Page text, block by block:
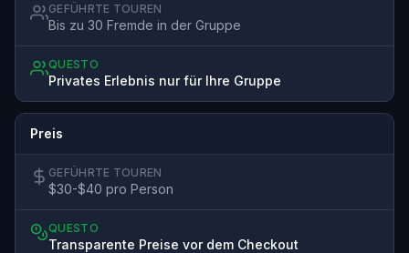
GEFÜHRTE TOUREN
Bis zu 30 Fremde in der Gruppe
QUESTO
Privates Erlebnis nur für Ihre Gruppe
Preis
GEFÜHRTE TOUREN
$30-$40 pro Person
QUESTO
Transparente Preise vor dem Checkout